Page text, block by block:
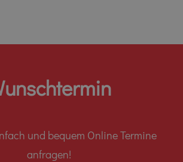
und bequem Online Termine
anfragen!